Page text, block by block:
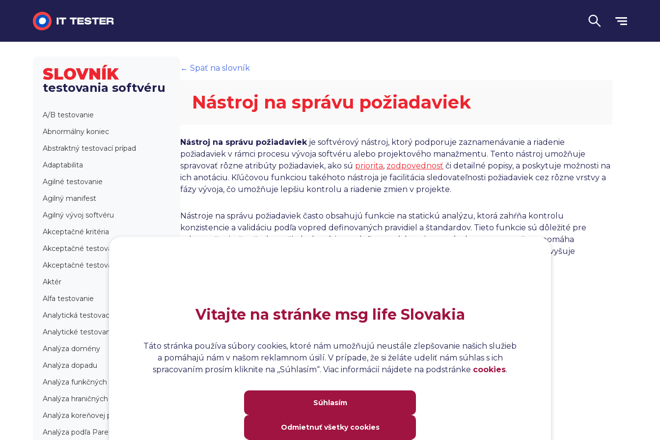
Automatizované testovanie
Slovník
Jazyk
SLOVNÍK
testovania softvéru
A/B testovanie
Abnormálny koniec
Abstraktný testovací prípad
Adaptabilita
Agilné testovanie
Agilný manifest
Agilný vývoj softvéru
Akceptačné kritéria
Akceptačné testovanie
Akceptačné testovanie produkcie
Aktér
Alfa testovanie
Analytická testovacia stratégia
Analytické testovanie
Analýza domény
Analýza dopadu
Analýza funkčných bodov
Analýza hraničných hodnôt
Analýza koreňovej príčiny
Analýza podľa Paretovej metódy
← Späť na slovník
Nástroj na správu požiadaviek
Nástroj na správu požiadaviekje softvérový nástroj, ktorý podporuje zaznamenávanie a riadenie
požiadaviek v rámci procesu vývoja softvéru alebo projektového manažmentu. Tento nástroj umožňuje
spravovať rôzne atribúty požiadaviek, ako sú priorita, zodpovednosť či detailné popisy, a poskytuje možnosti na
ich anotáciu. Kľúčovou funkciou takéhoto nástroja je facilitácia sledovateľnosti požiadaviek cez rôzne vrstvy a
fázy vývoja, čo umožňuje lepšiu kontrolu a riadenie zmien v projekte.
Nástroje na správu požiadaviek často obsahujú funkcie na statickú analýzu, ktorá zahŕňa kontrolu
konzistencie a validáciu podľa vopred definovaných pravidiel a štandardov. Tieto funkcie sú dôležité pre
zabezpečenie, že všetky požiadavky sú jasne definované, konzistentné a bez rozporov, čo napomáha
predchádzať problémom v neskorších fázach vývoja. Použitie nástroja na správu požiadaviek zvyšuje
Vitajte na stránke msg life Slovakia
Táto stránka používa súbory cookies, ktoré nám umožňujú neustále zlepšovanie našich služieb
a pomáhajú nám v našom reklamnom úsilí. V prípade, že si želáte udeliť nám súhlas s ich
spracovaním prosím kliknite na ,,Súhlasím“. Viac informácií nájdete na podstránke cookies.
Súhlasím
Odmietnuť všetky cookies